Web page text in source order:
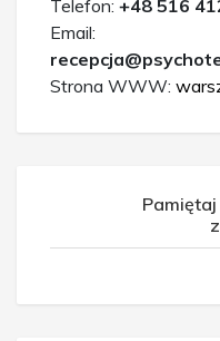
Telefon: +48 516
Email:
Strona WWW: